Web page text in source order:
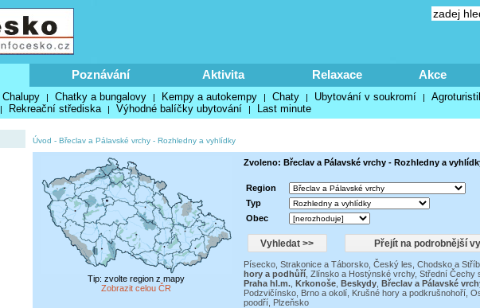
Poznávání Aktivita Relaxace Akce
Chalupy | Chatky a bungalovy | Kempy a autokempy | Chaty | Ubytování v soukromí |
| Rekreační střediska | Výhodné balíčky ubytování | Last minute
Úvod - Břeclav a Pálavské vrchy- Rozhledny a vyhlídky
Tip: zvolte region z mapy
Zobrazit celou ČR
Zvoleno: Břeclav a Pálavské vrchy - Rozhledny a
Region
Typ
Obec
Písecko, Strakonice a Táborsko, Český les, Chodsko a
hory a podhůří, Zlínsko a Hostýnské vrchy, Střední Čechy
Praha hl.m., Krkonoše, Beskydy, Břeclav a Pálavské
Podzvičínsko, Brno a okolí, Krušné hory a podkrušnohoří,
poodří, Plzeňsko